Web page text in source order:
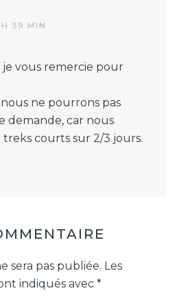
59 MIN
vous remercie pour
ne pourrons pas
demande, car nous
treks courts sur 2/3 jours.
sera pas publiée. Les
indiqués avec *